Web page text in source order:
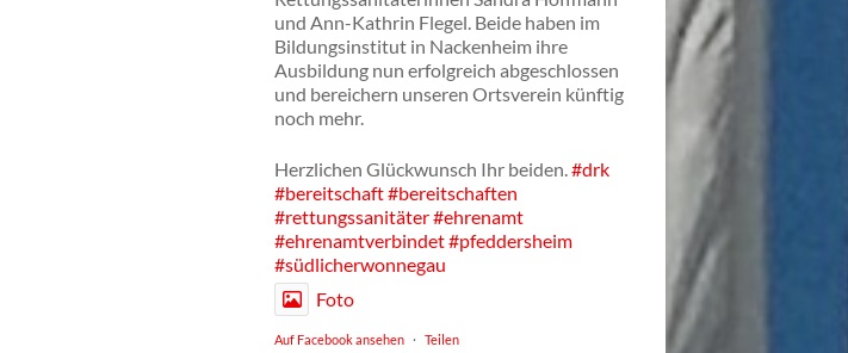
und Ann-Kathrin Flegel. Beide haben im
Bildungsinstitut in Nackenheim ihre
Ausbildung nun erfolgreich abgeschlossen
und bereichern unseren Ortsverein künftig
noch mehr.
Herzlichen Glückwunsch Ihr beiden.#drk
#bereitschaft#bereitschaften
#rettungssanitäter#ehrenamt
#ehrenamtverbindet#pfeddersheim
#südlicherwonnegau
Foto
Auf Facebook ansehen · Teilen